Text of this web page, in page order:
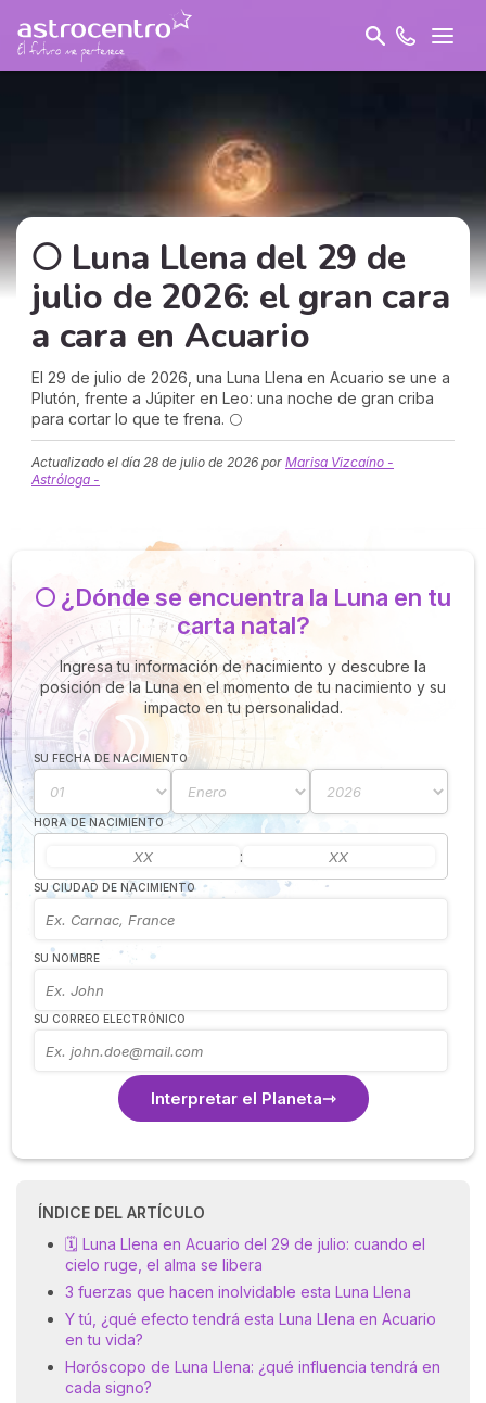
🌕 Luna Llena del 29 de
julio de 2026: el gran cara
a cara en Acuario
El 29 de julio de 2026, una Luna Llena en Acuario se une a
Plutón, frente a Júpiter en Leo: una noche de gran criba
para cortar lo que te frena. 🌕
Actualizado el día 28 de julio de 2026 por Marisa Vizcaíno -
Astróloga -
🌕 ¿Dónde se encuentra la Luna en tu
carta natal?
Ingresa tu información de nacimiento y descubre la
posición de la Luna en el momento de tu nacimiento y su
impacto en tu personalidad.
SU FECHA DE NACIMIENTO
HORA DE NACIMIENTO
:
SU CIUDAD DE NACIMIENTO
SU NOMBRE
SU CORREO ELECTRÓNICO
Interpretar el Planeta
ÍNDICE DEL ARTÍCULO
🗓️ Luna Llena en Acuario del 29 de julio: cuando el
cielo ruge, el alma se libera
3 fuerzas que hacen inolvidable esta Luna Llena
Y tú, ¿qué efecto tendrá esta Luna Llena en Acuario
en tu vida?
Horóscopo de Luna Llena: ¿qué influencia tendrá en
cada signo?